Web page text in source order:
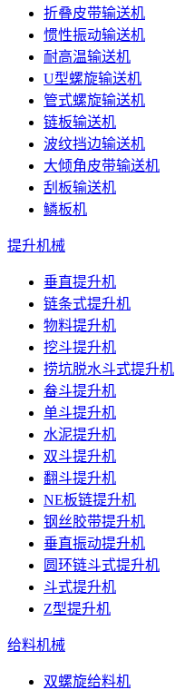
折叠皮带输送机
惯性振动输送机
耐高温输送机
U型螺旋输送机
管式螺旋输送机
链板输送机
波纹挡边输送机
大倾角皮带输送机
刮板输送机
鳞板机
提升机械
垂直提升机
链条式提升机
物料提升机
挖斗提升机
捞坑脱水斗式提升机
畚斗提升机
单斗提升机
水泥提升机
双斗提升机
翻斗提升机
NE板链提升机
钢丝胶带提升机
垂直振动提升机
圆环链斗式提升机
斗式提升机
Z型提升机
给料机械
双螺旋给料机